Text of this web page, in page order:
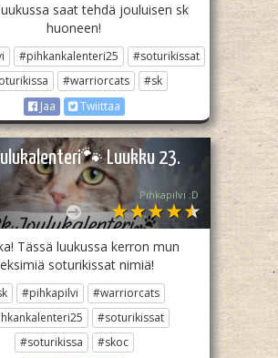
saat tehdä jouluisen sk
huoneen!
#pihkankalenteri25
#soturikissat
#warriorcats
#sk
Jaa
Twiittaa
Luukku 23.
Pihkapilvi :D
Tässä luukussa kerron mun
soturikissat nimiä!
#pihkapilvi
#warriorcats
#soturikissat
#soturikissa
#skoc